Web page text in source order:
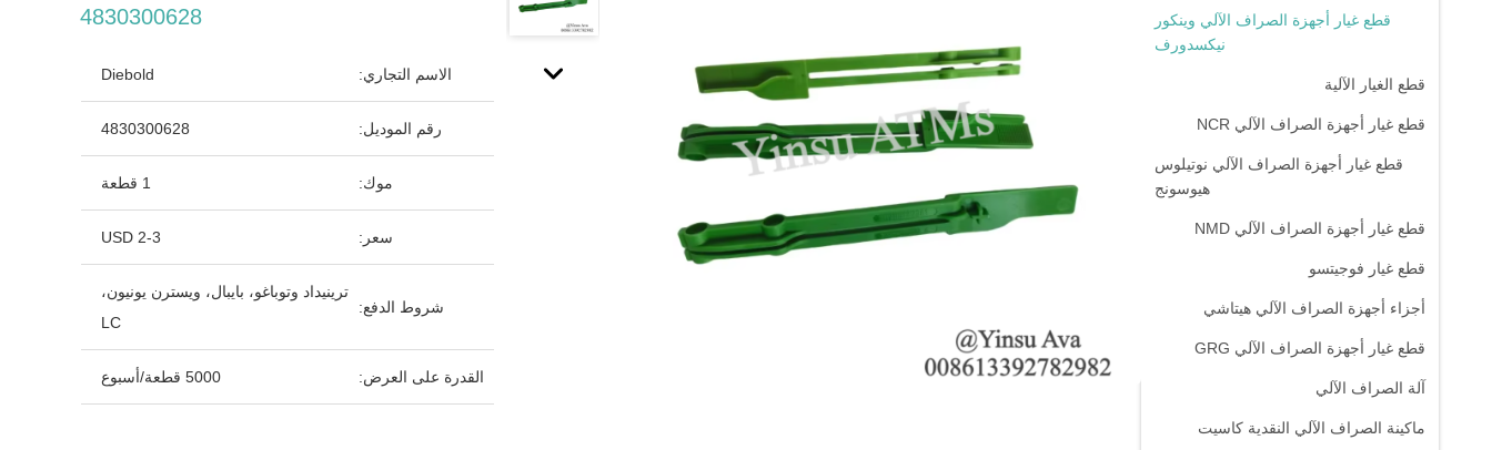
قطع غيار أجهزة الصراف الآلي وينكور
نيكسدورف
قطع الغيار الآلية
قطع غيار أجهزة الصراف الآلي NCR
قطع غيار أجهزة الصراف الآلي نوتيلوس
هيوسونج
قطع غيار أجهزة الصراف الآلي NMD
قطع غيار فوجيتسو
أجزاء أجهزة الصراف الآلي هيتاشي
قطع غيار أجهزة الصراف الآلي GRG
آلة الصراف الآلي
ماكينة الصراف الآلي النقدية كاسيت
4830300628
الاسم التجاري: Diebold
رقم الموديل: 4830300628
موك: 1 قطعة
سعر: 2-3 USD
شروط الدفع:
ترينيداد وتوباغو، بايبال، ويسترن يونيون،
LC
القدرة على العرض: 5000 قطعة/أسبوع